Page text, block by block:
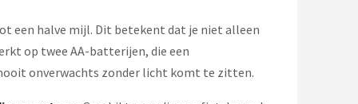
een halve mijl. Dit betekent dat je niet alleen
op twee AA-batterijen, die een
onverwachts zonder licht komt te zitten.